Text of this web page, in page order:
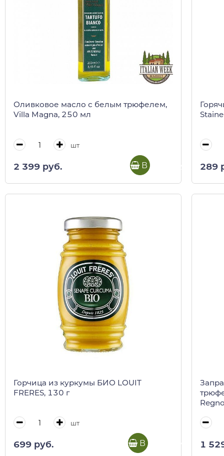
Оливковое масло с белым трюфелем,
Villa Magna, 250 мл
шт
2 399 руб. В корзину 289
Горчица из куркумы БИО LOUIT
FRERES, 130 г
шт
699 руб. В корзину 1